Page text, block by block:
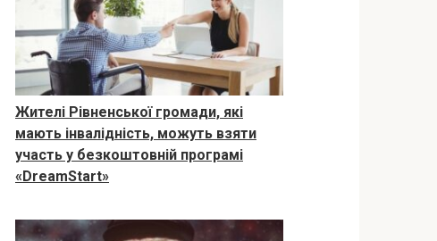
Жителі Рівненської громади, які
мають інвалідність, можуть взяти
участь у безкоштовній програмі
«DreamStart»